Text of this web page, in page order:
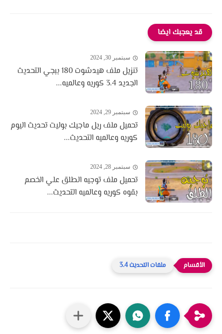
قد يعجبك ايضا
سبتمبر 30, 2024
تنزيل ملف هيدشوت 180 ببجي التحديث
الجديد 3.4 كوريه وعالميه...
سبتمبر 29, 2024
تحميل ملف ريل ماجيك بوليت تحديث اليوم
كوريه وعالميه التحديث...
سبتمبر 28, 2024
تحميل ملف توجيه الطلق علي الخصم
بقوه كوريه وعالميه التحديث...
ملفات التحديث 3.4